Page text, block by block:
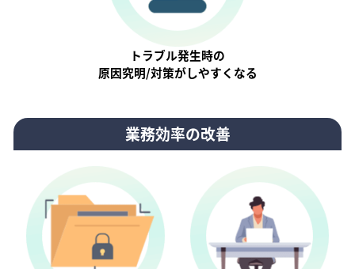
トラブル発生時の
原因究明/対策がしやすくなる
業務効率の改善